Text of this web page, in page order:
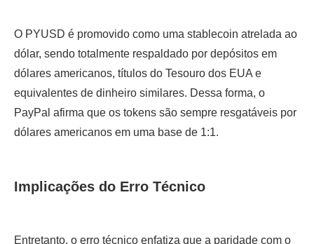
O PYUSD é promovido como uma stablecoin atrelada ao
dólar, sendo totalmente respaldado por depósitos em
dólares americanos, títulos do Tesouro dos EUA e
equivalentes de dinheiro similares. Dessa forma, o
PayPal afirma que os tokens são sempre resgatáveis por
dólares americanos em uma base de 1:1.
Implicações do Erro Técnico
Entretanto, o erro técnico enfatiza que a paridade com o